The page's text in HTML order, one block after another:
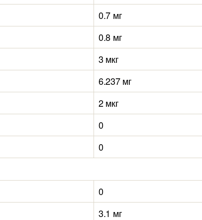
0.7 мг
0.8 мг
3 мкг
6.237 мг
2 мкг
0
0
0
3.1 мг